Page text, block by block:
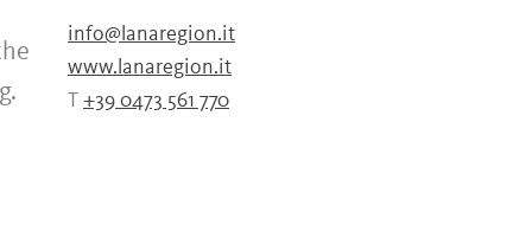
info@lanaregion.it
www.lanaregion.it
T +39 0473 561 770